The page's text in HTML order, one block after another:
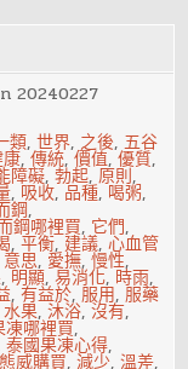
20240227
類,世界, 之後,五谷
,傳統,價值,優質,
障礙,勃起,原則,
, 吸收, 品種, 喝粥,
鋼,
鋼哪裡買, 它們,
,平衡, 建議,心血管
意思, 愛撫,慢性,
, 明顯,易消化, 時雨,
,有益於,服用,服藥
水果,沐浴,沒有,
凍哪裡買,
泰國果凍心得,
威購買,減少,溫差,